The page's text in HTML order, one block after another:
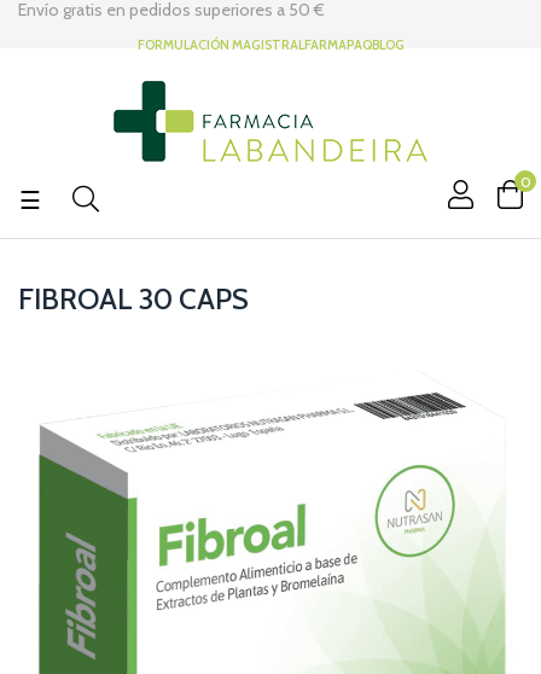
Envío gratis en pedidos superiores a 50 €
FORMULACIÓN MAGISTRALFARMAPAQBLOG
0
Navegación
palanca
☰
FIBROAL 30 CAPS